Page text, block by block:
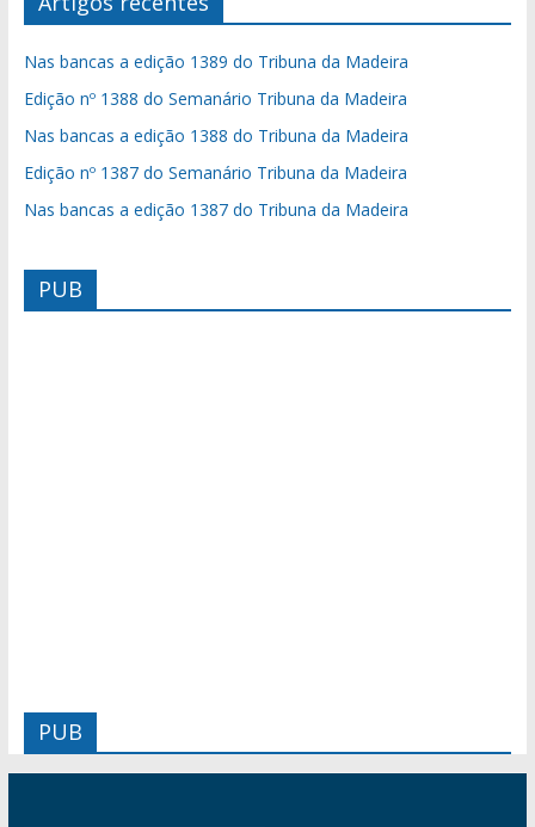
Nas bancas a edição 1389 do Tribuna da Madeira
Edição nº 1388 do Semanário Tribuna da Madeira
Nas bancas a edição 1388 do Tribuna da Madeira
Edição nº 1387 do Semanário Tribuna da Madeira
Nas bancas a edição 1387 do Tribuna da Madeira
PUB
PUB